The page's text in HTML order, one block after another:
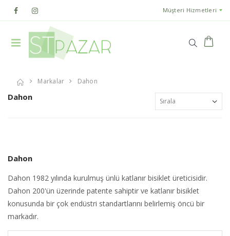
Müşteri Hizmetleri
Markalar Dahon
Dahon
Dahon
Dahon 1982 yılında kurulmuş ünlü katlanır bisiklet üreticisidir.
Dahon 200'ün üzerinde patente sahiptir ve katlanır bisiklet
konusunda bir çok endüstri standartlarını belirlemiş öncü bir
markadır.